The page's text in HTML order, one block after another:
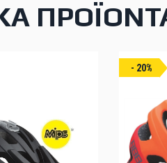
- 20%